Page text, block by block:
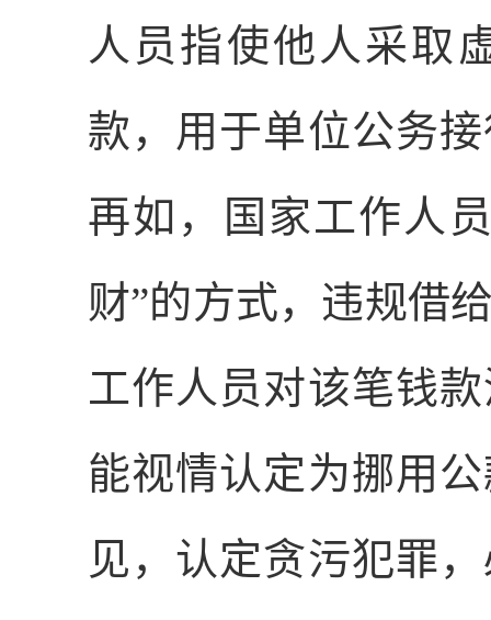
人员指使他人采取
款，用于单位公务
再如，国家工作人
财”的方式，违规借
工作人员对该笔钱
能视情认定为挪用
见，认定贪污犯罪